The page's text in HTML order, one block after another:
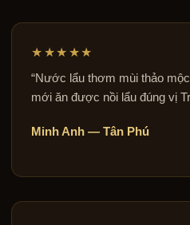
★★★★★
“Nước lẩu thơm mùi thảo
mới ăn được nồi lẩu đúng vị
Minh Anh — Tân Phú